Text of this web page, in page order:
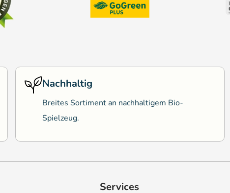
Nachhaltig
Breites Sortiment an nachhaltigem Bio-
Spielzeug.
Services